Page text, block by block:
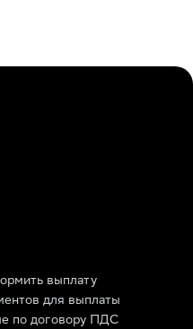
выплату
для выплаты
по договору ПДС